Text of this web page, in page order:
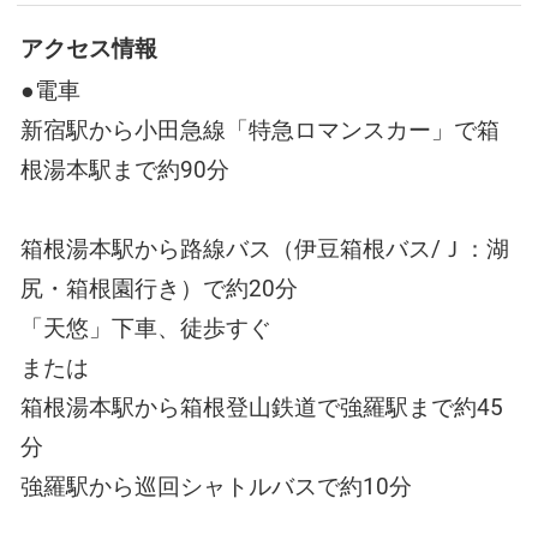
アクセス情報
●電車
新宿駅から小田急線「特急ロマンスカー」で箱
根湯本駅まで約90分
箱根湯本駅から路線バス（伊豆箱根バス/Ｊ：湖
尻・箱根園行き）で約20分
「天悠」下車、徒歩すぐ
または
箱根湯本駅から箱根登山鉄道で強羅駅まで約45
分
強羅駅から巡回シャトルバスで約10分